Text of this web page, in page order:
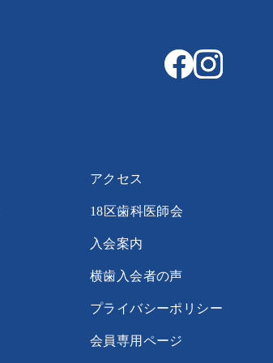
アクセス
18区歯科医師会
入会案内
横歯入会者の声
プライバシーポリシー
会員専用ページ